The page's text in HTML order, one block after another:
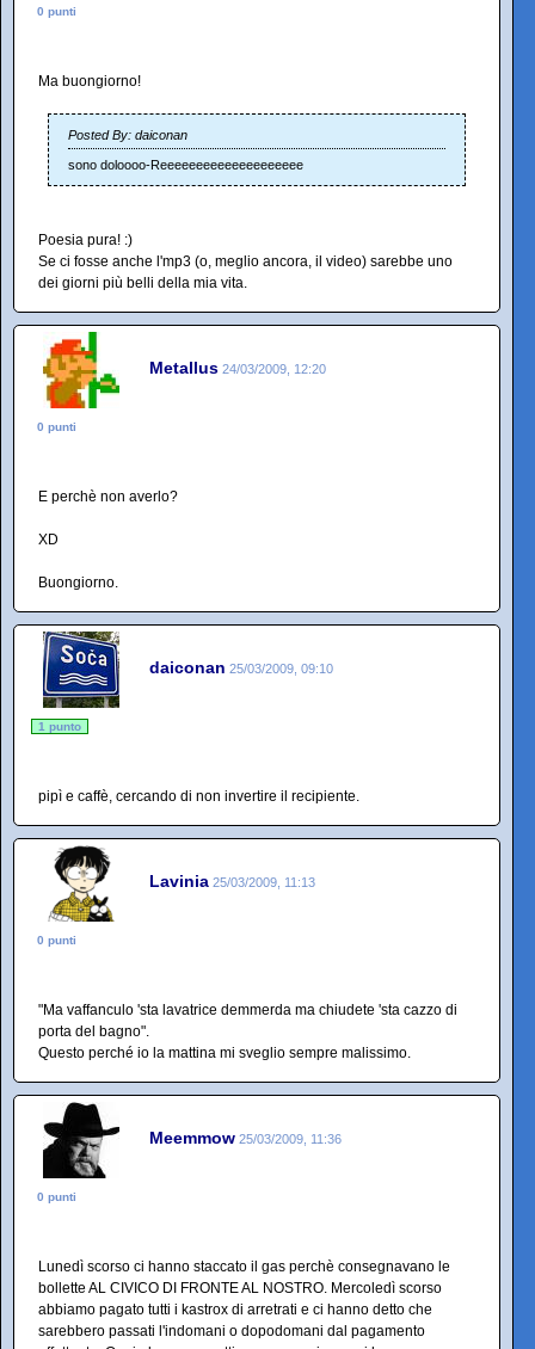
0 punti
Ma buongiorno!
Posted By: daiconan
sono doloooo-Reeeeeeeeeeeeeeeeeeee
Poesia pura! :)
Se ci fosse anche l'mp3 (o, meglio ancora, il video) sarebbe uno
dei giorni più belli della mia vita.
Metallus 24/03/2009, 12:20
0 punti
E perchè non averlo?
XD
Buongiorno.
daiconan 25/03/2009, 09:10
1 punto
pipì e caffè, cercando di non invertire il recipiente.
Lavinia 25/03/2009, 11:13
0 punti
"Ma vaffanculo 'sta lavatrice demmerda ma chiudete 'sta cazzo di
porta del bagno".
Questo perché io la mattina mi sveglio sempre malissimo.
Meemmow 25/03/2009, 11:36
0 punti
Lunedì scorso ci hanno staccato il gas perchè consegnavano le
bollette AL CIVICO DI FRONTE AL NOSTRO. Mercoledì scorso
abbiamo pagato tutti i kastrox di arretrati e ci hanno detto che
sarebbero passati l'indomani o dopodomani dal pagamento